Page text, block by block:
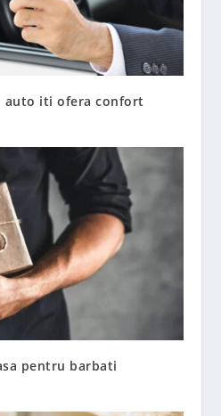
auto iti ofera confort
pentru barbati